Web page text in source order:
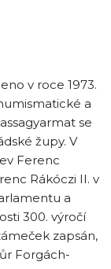
v roce 1973.
a
se
župy. V
Ferenc
Rákóczi II. v
a
300. výročí
zapsán,
Forgách-